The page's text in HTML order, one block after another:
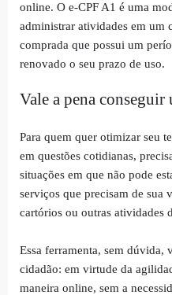
online. O e-CPF A1 é uma
administrar atividades em um
comprada que possui um
renovado o seu prazo de uso.
Vale a pena conseguir
Para quem quer otimizar seu
em questões cotidianas,
situações em que não pode
serviços que precisam de
cartórios ou outras atividades
Essa ferramenta, sem dúvida,
cidadão: em virtude da
maneira online, sem a